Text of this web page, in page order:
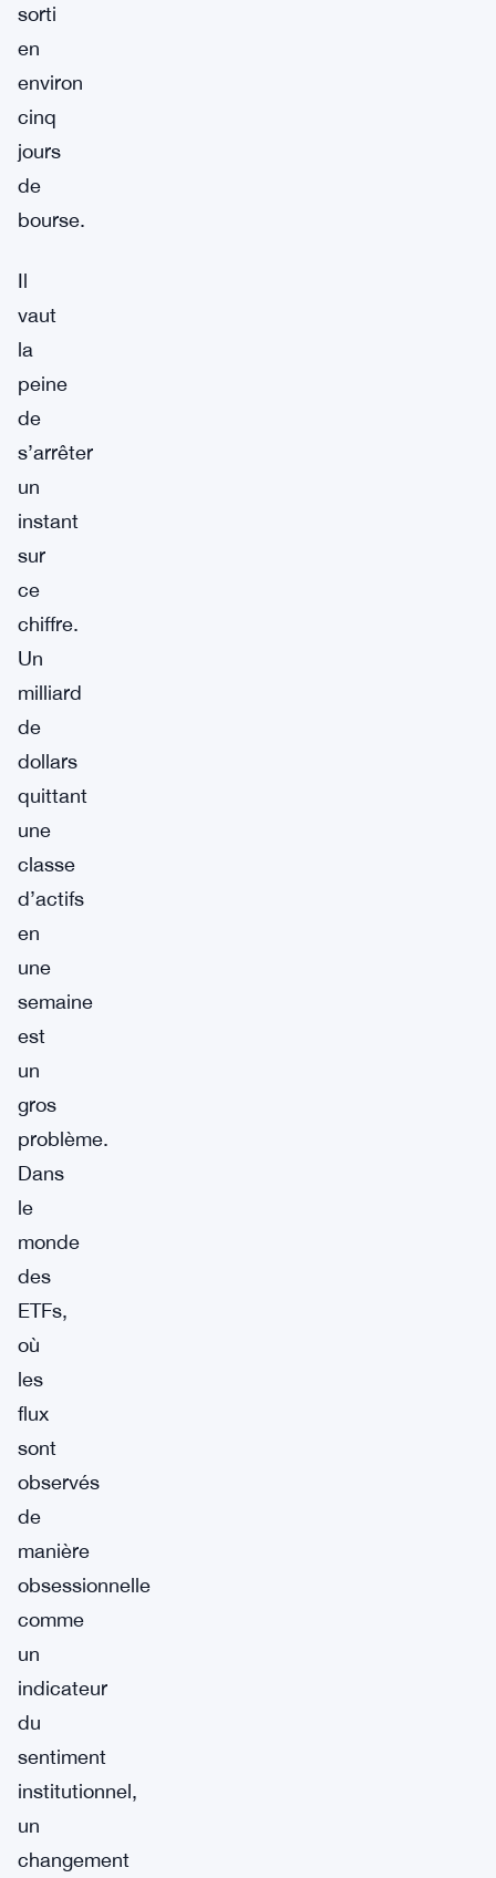
sorti
en
environ
cinq
jours
de
bourse.
Il
vaut
la
peine
de
s’arrêter
un
instant
sur
ce
chiffre.
Un
milliard
de
dollars
quittant
une
classe
d’actifs
en
une
semaine
est
un
gros
problème.
Dans
le
monde
des
ETFs,
où
les
flux
sont
observés
de
manière
obsessionnelle
comme
un
indicateur
du
sentiment
institutionnel,
un
changement